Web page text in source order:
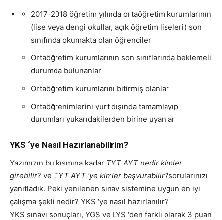
2017-2018 öğretim yılında ortaöğretim kurumlarının
(lise veya dengi okullar, açık öğretim liseleri) son
sınıfında okumakta olan öğrenciler
Ortaöğretim kurumlarının son sınıflarında beklemeli
durumda bulunanlar
Ortaöğretim kurumlarını bitirmiş olanlar
Ortaöğrenimlerini yurt dışında tamamlayıp
durumları yukarıdakilerden birine uyanlar
YKS ‘ye Nasıl Hazırlanabilirim?
Yazımızın bu kısmına kadar TYT AYT nedir kimler
girebilir? ve TYT AYT ‘ye kimler başvurabilir?sorularınızı
yanıtladık. Peki yenilenen sınav sistemine uygun en iyi
çalışma şekli nedir? YKS ‘ye nasıl hazırlanılır?
YKS sınavı sonuçları, YGS ve LYS ‘den farklı olarak 3 puan